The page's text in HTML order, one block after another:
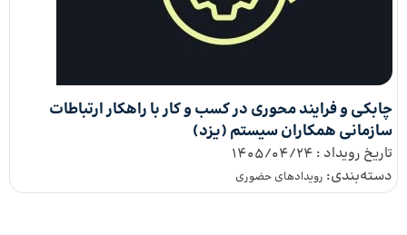
چابکی و فرایند محوری در کسب و کار با راهکار ارتباطات
سازمانی همکاران سیستم (یزد)
تاریخ رویداد : 1405/04/24
دسته‌بندی: رویدادهای حضوری